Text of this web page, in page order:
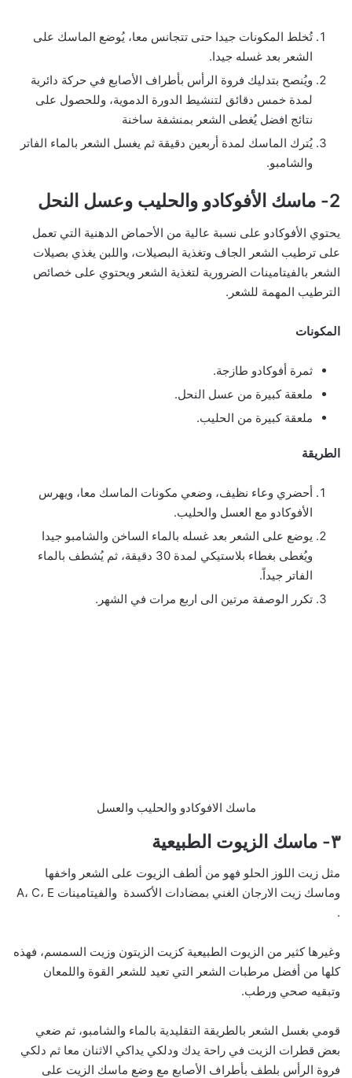
تُخلط المكونات جيدا حتى تتجانس معا، يُوضع الماسك على
الشعر بعد غسله جيدا.
ويُنصح بتدليك فروة الرأس بأطراف الأصابع في حركة دائرية
لمدة خمس دقائق لتنشيط الدورة الدموية، وللحصول على
نتائج افضل يُغطى الشعر بمنشفة ساخنة
يُترك الماسك لمدة أربعين دقيقة ثم يغسل الشعر بالماء الفاتر
والشامبو.
2- ماسك الأفوكادو والحليب وعسل النحل
يحتوي الأفوكادو على نسبة عالية من الأحماض الدهنية التي تعمل
على ترطيب الشعر الجاف وتغذية البصيلات، واللبن يغذي بصيلات
الشعر بالفيتامينات الضرورية لتغذية الشعر ويحتوي على خصائص
الترطيب المهمة للشعر.
المكونات
ثمرة أفوكادو طازجة.
ملعقة كبيرة من عسل النحل.
ملعقة كبيرة من الحليب.
الطريقة
أحضري وعاء نظيف، وضعي مكونات الماسك معا، ويهرس
الأفوكادو مع العسل والحليب.
يوضع على الشعر بعد غسله بالماء الساخن والشامبو جيدا
ويُغطى بغطاء بلاستيكي لمدة 30 دقيقة، ثم يُشطف بالماء
الفاتر جيداً.
تكرر الوصفة مرتين الى اربع مرات في الشهر.
ماسك الافوكادو والحليب والعسل
٣- ماسك الزيوت الطبيعية
مثل زيت اللوز الحلو فهو من ألطف الزيوت على الشعر واخفها
وماسك زيت الارجان الغني بمضادات الأكسدة والفيتامينات A، C، E
.
وغيرها كثير من الزيوت الطبيعية كزيت الزيتون وزيت السمسم، فهذه
كلها من أفضل مرطبات الشعر التي تعيد للشعر القوة واللمعان
وتبقيه صحي ورطب.
قومي بغسل الشعر بالطريقة التقليدية بالماء والشامبو، ثم ضعي
بعض قطرات الزيت في راحة يدك ودلكي يداكي الاثنان معا ثم دلكي
فروة الرأس بلطف بأطراف الأصابع مع وضع ماسك الزيت على